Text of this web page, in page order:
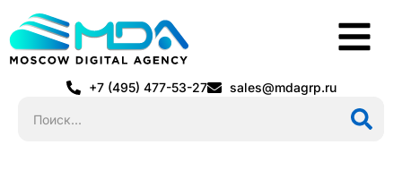
+7 (495) 477-53-27 sales@mdagrp.ru